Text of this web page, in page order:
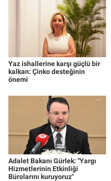
Yaz ishallerine karşı güçlü bir
kalkan: Çinko desteğinin
önemi
Adalet Bakanı Gürlek: "Yargı
Hizmetlerinin Etkinliği
Bürolarını kuruyoruz"